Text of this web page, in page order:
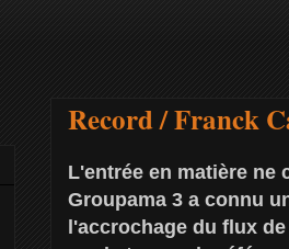
Record / Franck
L'entrée en matière ne
Groupama 3 a connu
l'accrochage du flux